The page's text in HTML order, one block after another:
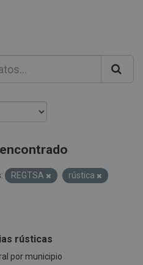
REGTSA rústica
rústicas
por municipio